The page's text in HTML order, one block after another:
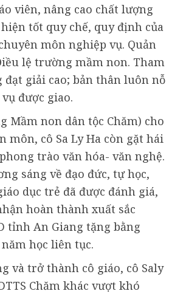
viên, nâng cao chất lượng
tốt quy chế, quy định của
môn nghiệp vụ. Quản
lệ trường mầm non. Tham
giải cao; bản thân luôn nỗ
được giao.
Mầm non dân tộc Chăm) cho
môn, cô Sa Ly Ha còn gặt hái
trào văn hóa- văn nghệ.
sáng về đạo đức, tự học,
dục trẻ đã được đánh giá,
hoàn thành xuất sắc
tỉnh An Giang tặng bằng
học liên tục.
và trở thành cô giáo, cô Saly
Chăm khác vượt khó